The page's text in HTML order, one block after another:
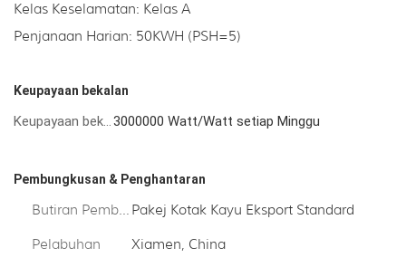
Kelas Keselamatan: Kelas A
Penjanaan Harian: 50KWH (PSH=5)
Keupayaan bekalan
Keupayaan bekalan3000000 Watt/Watt setiap Minggu
Pembungkusan & Penghantaran
Butiran Pembungkusan Pakej Kotak Kayu Eksport Standard
Pelabuhan Xiamen, China